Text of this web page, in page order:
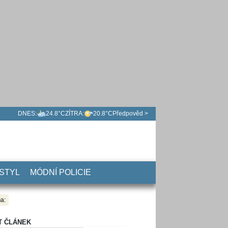
DNES: 24.8°CZÍTRA: 20.8°C Předpověd >
MÓDNÍ POLICIE
ČLÁNEK